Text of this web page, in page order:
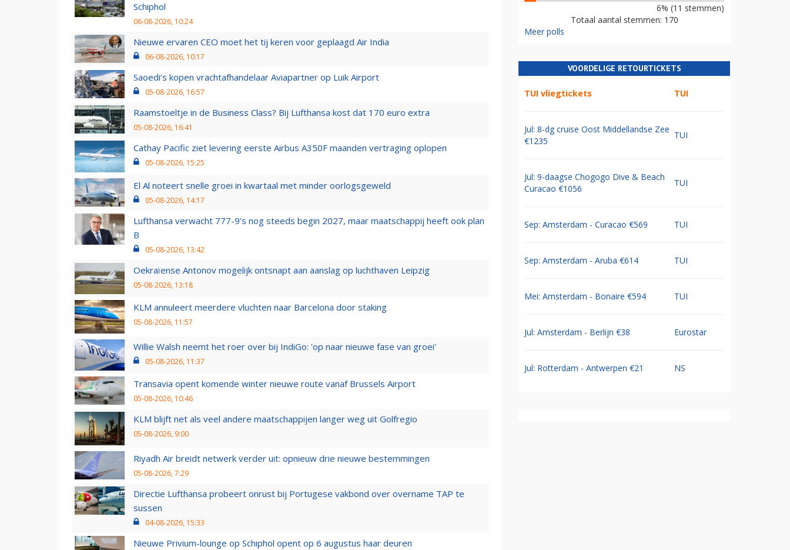
Schiphol
06-08-2026, 10:24
Nieuwe ervaren CEO moet het tij keren voor geplaagd Air India
06-08-2026, 10:17
Saoedi’s kopen vrachtafhandelaar Aviapartner op Luik Airport
05-08-2026, 16:57
Raamstoeltje in de Business Class? Bij Lufthansa kost dat 170 euro extra
05-08-2026, 16:41
Cathay Pacific ziet levering eerste Airbus A350F maanden vertraging oplopen
05-08-2026, 15:25
El Al noteert snelle groei in kwartaal met minder oorlogsgeweld
05-08-2026, 14:17
Lufthansa verwacht 777-9’s nog steeds begin 2027, maar maatschappij heeft ook plan
B
05-08-2026, 13:42
Oekraïense Antonov mogelijk ontsnapt aan aanslag op luchthaven Leipzig
05-08-2026, 13:18
KLM annuleert meerdere vluchten naar Barcelona door staking
05-08-2026, 11:57
Willie Walsh neemt het roer over bij IndiGo: 'op naar nieuwe fase van groei'
05-08-2026, 11:37
Transavia opent komende winter nieuwe route vanaf Brussels Airport
05-08-2026, 10:46
KLM blijft net als veel andere maatschappijen langer weg uit Golfregio
05-08-2026, 9:00
Riyadh Air breidt netwerk verder uit: opnieuw drie nieuwe bestemmingen
05-08-2026, 7:29
Directie Lufthansa probeert onrust bij Portugese vakbond over overname TAP te
sussen
04-08-2026, 15:33
Nieuwe Privium-lounge op Schiphol opent op 6 augustus haar deuren
6% (11 stemmen)
Totaal aantal stemmen: 170
Meer polls
VOORDELIGE RETOURTICKETS
TUI vliegtickets TUI
Jul: 8-dg cruise Oost Middellandse Zee
€1235
TUI
Jul: 9-daagse Chogogo Dive & Beach
Curacao €1056
TUI
Sep: Amsterdam - Curacao €569 TUI
Sep: Amsterdam - Aruba €614 TUI
Mei: Amsterdam - Bonaire €594 TUI
Jul: Amsterdam - Berlijn €38 Eurostar
Jul: Rotterdam - Antwerpen €21 NS